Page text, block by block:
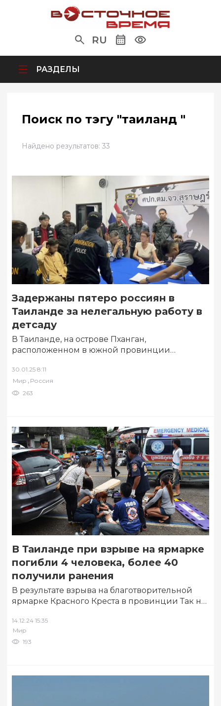
RU
РАЗДЕЛЫ
Поиск по тэгу "таиланд "
Найдено результатов: 33
Задержаны пятеро россиян в
Таиланде за нелегальную работу в
детсаду
В Таиланде, на острове Пханган,
расположенном в южной провинции
России, обвиняемых в незаконной трудовой…
30.01.25 8:11
Мир , Россия
263
В Таиланде при взрыве на ярмарке
погибли 4 человека, более 40
получили ранения
В результате взрыва на благотворительной
ярмарке Красного Креста в провинции Так на
минимум 4 человека,…
14.12.24 15:35
Мир
193